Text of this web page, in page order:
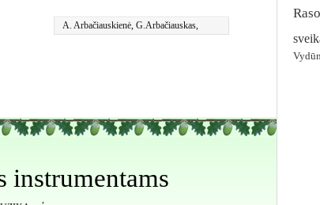
A. Arbačiauskienė, G.Arbačiauskas,
instrumentams
,